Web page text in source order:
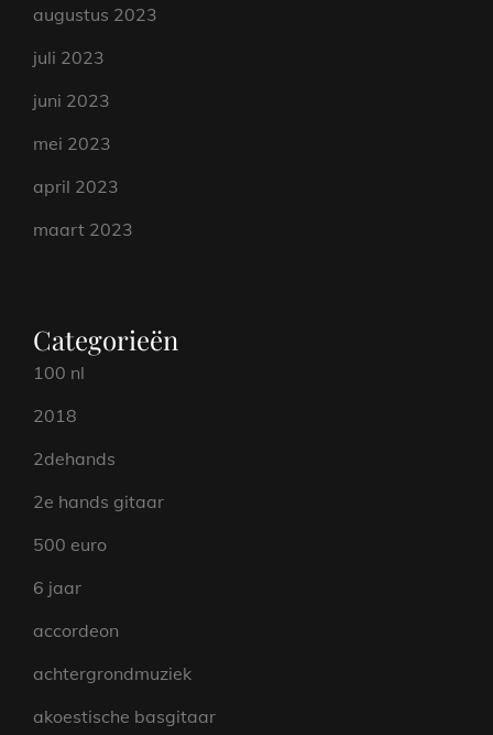
augustus 2023
juli 2023
juni 2023
mei 2023
april 2023
maart 2023
Categorieën
100 nl
2018
2dehands
2e hands gitaar
500 euro
6 jaar
accordeon
achtergrondmuziek
akoestische basgitaar